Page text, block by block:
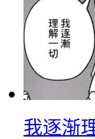
我逐渐